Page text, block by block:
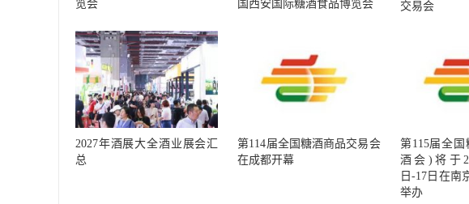
览会
国西安国际糖酒食品博览会
交易会
2027年酒展大全酒业展会汇
总
第114届全国糖酒商品交易会
在成都开幕
第115届全
酒会)将于
日-17日在南
举办